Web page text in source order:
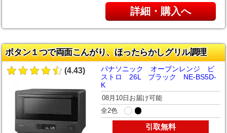
詳細・購入へ
ボタン１つで両面こんがり、ほったらかしグリル調理
(4.43)
パナソニック オーブンレンジ ビ
ストロ 26L ブラック NE-BS5D-
K
08月10日お届け可能
全2色
引取無料